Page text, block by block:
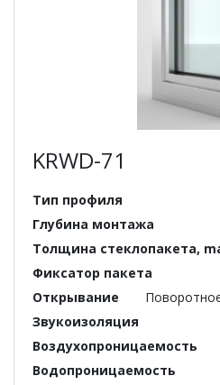
KRWD-71
Тип профиля
Глубина монтажа
Толщина стеклопакета,
Фиксатор пакета
Открывание
Звукоизоляция
Воздухопроницаемость
Водопроницаемость